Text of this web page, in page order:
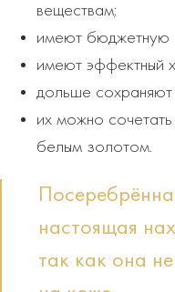
веществам;
имеют бюджетную
имеют эффектный
дольше сохраняют
их можно
белым золотом.
настоящая
так как она